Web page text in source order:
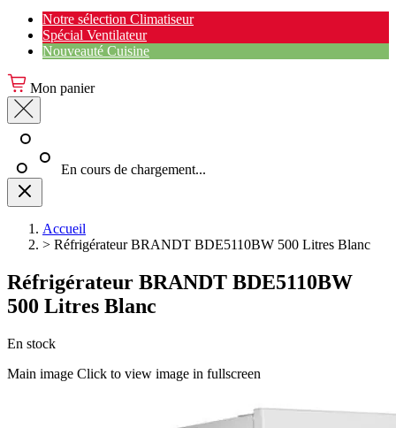
Notre sélection Climatiseur
Spécial Ventilateur
Nouveauté Cuisine
Mon panier
En cours de chargement...
Accueil
> Réfrigérateur BRANDT BDE5110BW 500 Litres Blanc
Réfrigérateur BRANDT BDE5110BW
500 Litres Blanc
En stock
Main image Click to view image in fullscreen